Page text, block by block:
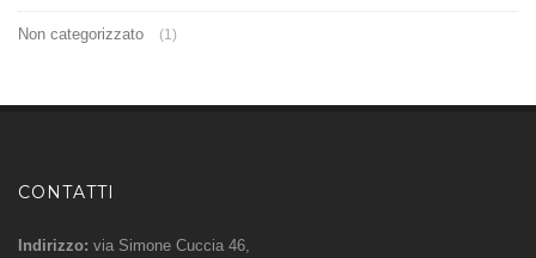
Non categorizzato (1)
CONTATTI
Indirizzo: via Simone Cuccia 46,